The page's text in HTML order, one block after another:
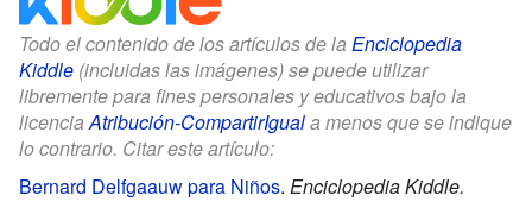
Todo el contenido de los artículos de la Enciclopedia
Kiddle (incluidas las imágenes) se puede utilizar
libremente para fines personales y educativos bajo la
licenciaAtribución-CompartirIguala menos que se indique
lo contrario. Citar este artículo:
Bernard Delfgaauw para Niños. Enciclopedia Kiddle.